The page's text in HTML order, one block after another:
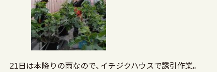
21日は本降りの雨なので、イチジクハウスで誘引作業。